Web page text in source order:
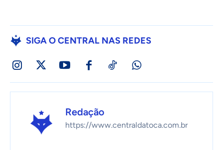
SIGA O CENTRAL NAS REDES
Redação
https://www.centraldatoca.com.br